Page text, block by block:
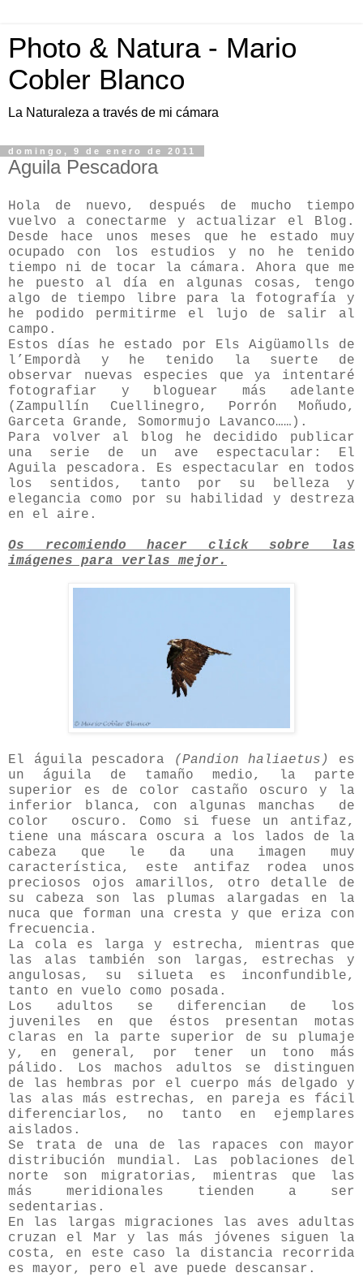
Photo & Natura - Mario
Cobler Blanco
La Naturaleza a través de mi cámara
domingo, 9 de enero de 2011
Aguila Pescadora
Hola de nuevo, después de mucho tiempo
vuelvo a conectarme y actualizar el Blog.
Desde hace unos meses que he estado muy
ocupado con los estudios y no he tenido
tiempo ni de tocar la cámara. Ahora que me
he puesto al día en algunas cosas, tengo
algo de tiempo libre para la fotografía y
he podido permitirme el lujo de salir al
campo.
Estos días he estado por Els Aigüamolls de
l’Empordà y he tenido la suerte de
observar nuevas especies que ya intentaré
fotografiar y bloguear más adelante
(Zampullín Cuellinegro, Porrón Moñudo,
Garceta Grande, Somormujo Lavanco……).
Para volver al blog he decidido publicar
una serie de un ave espectacular: El
Aguila pescadora. Es espectacular en todos
los sentidos, tanto por su belleza y
elegancia como por su habilidad y destreza
en el aire.
Os recomiendo hacer click sobre las
imágenes para verlas mejor.
El águila pescadora (Pandion haliaetus) es
un águila de tamaño medio, la parte
superior es de color castaño oscuro y la
inferior blanca, con algunas manchas de
color oscuro. Como si fuese un antifaz,
tiene una máscara oscura a los lados de la
cabeza que le da una imagen muy
característica, este antifaz rodea unos
preciosos ojos amarillos, otro detalle de
su cabeza son las plumas alargadas en la
nuca que forman una cresta y que eriza con
frecuencia.
La cola es larga y estrecha, mientras que
las alas también son largas, estrechas y
angulosas, su silueta es inconfundible,
tanto en vuelo como posada.
Los adultos se diferencian de los
juveniles en que éstos presentan motas
claras en la parte superior de su plumaje
y, en general, por tener un tono más
pálido. Los machos adultos se distinguen
de las hembras por el cuerpo más delgado y
las alas más estrechas, en pareja es fácil
diferenciarlos, no tanto en ejemplares
aislados.
Se trata de una de las rapaces con mayor
distribución mundial. Las poblaciones del
norte son migratorias, mientras que las
más meridionales tienden a ser
sedentarias.
En las largas migraciones las aves adultas
cruzan el Mar y las más jóvenes siguen la
costa, en este caso la distancia recorrida
es mayor, pero el ave puede descansar.